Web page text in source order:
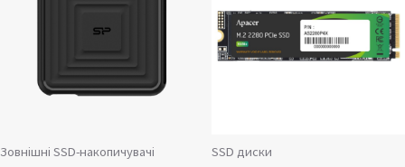
Зовнішні SSD-накопичувачі SSD диски